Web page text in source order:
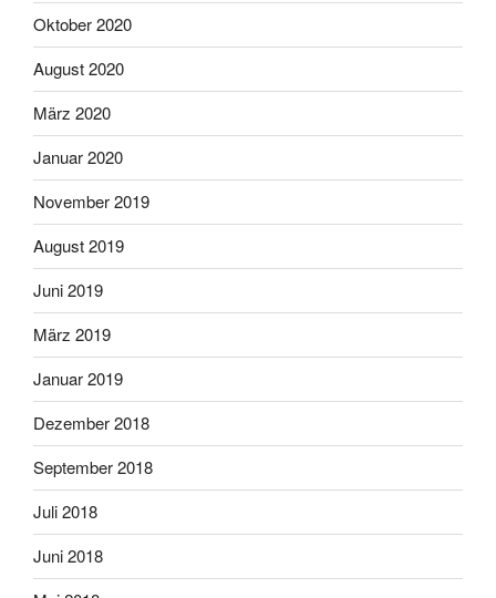
Oktober 2020
August 2020
März 2020
Januar 2020
November 2019
August 2019
Juni 2019
März 2019
Januar 2019
Dezember 2018
September 2018
Juli 2018
Juni 2018